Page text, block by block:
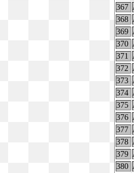
367
368
369
370
371
372
373
374
375
376
377
378
379
380